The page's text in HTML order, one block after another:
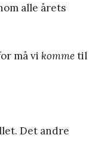
alle årets
må vi kommetil
Det andre